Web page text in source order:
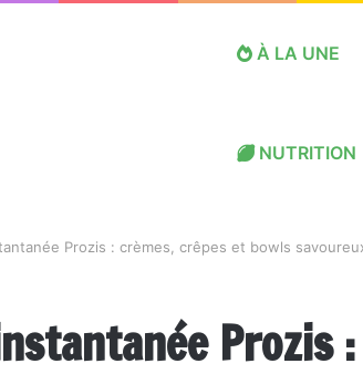
À LA UNE
NUTRITION
Prozis : crèmes, crêpes et bowls
Prozis